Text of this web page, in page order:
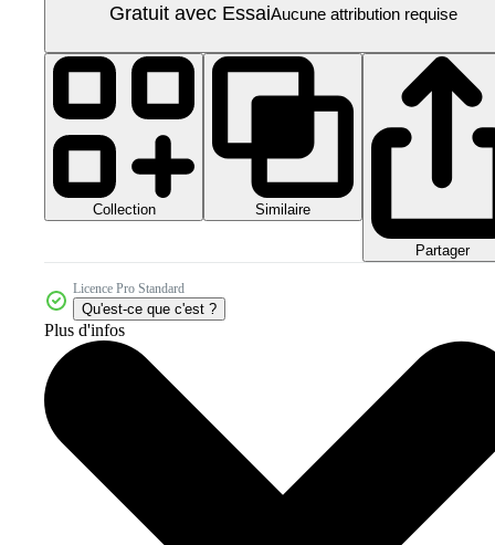
Gratuit avec EssaiAucune attribution requise
Collection Similaire
Partager
Licence Pro Standard
Qu'est-ce que c'est ?
Plus d'infos